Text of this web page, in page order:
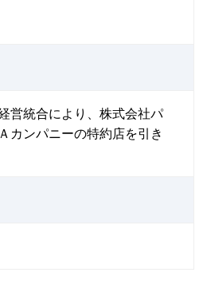
営統合により、株式会社パ
カンパニーの特約店を引き